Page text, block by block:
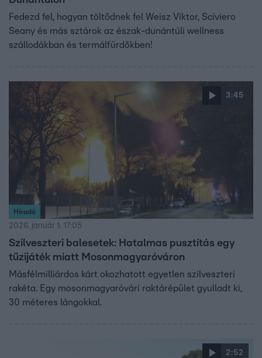
Fedezd fel, hogyan töltődnek fel Weisz Viktor, Sciviero
Seany és más sztárok az észak-dunántúli wellness
szállodákban és termálfürdőkben!
3:45
Híradó
2026. január 1. 17:05
Szilveszteri balesetek: Hatalmas pusztítás egy
tűzijáték miatt Mosonmagyaróváron
Másfélmilliárdos kárt okozhatott egyetlen szilveszteri
rakéta. Egy mosonmagyaróvári raktárépület gyulladt ki,
30 méteres lángokkal.
2:52